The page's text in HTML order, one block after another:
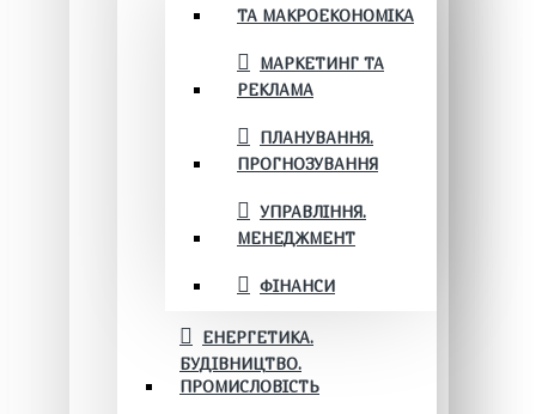
ТА МАКРОЕКОНОМІКА
МАРКЕТИНГ ТА
РЕКЛАМА
ПЛАНУВАННЯ.
ПРОГНОЗУВАННЯ
УПРАВЛІННЯ.
МЕНЕДЖМЕНТ
ФІНАНСИ
ЕНЕРГЕТИКА.
БУДІВНИЦТВО.
ПРОМИСЛОВІСТЬ